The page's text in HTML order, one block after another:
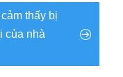
thấy bị
của nhà